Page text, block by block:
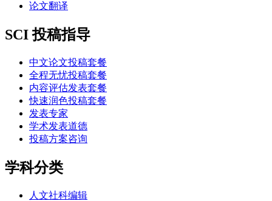
论文翻译
SCI 投稿指导
中文论文投稿套餐
全程无忧投稿套餐
内容评估发表套餐
快速润色投稿套餐
发表专家
学术发表道德
投稿方案咨询
学科分类
人文社科编辑